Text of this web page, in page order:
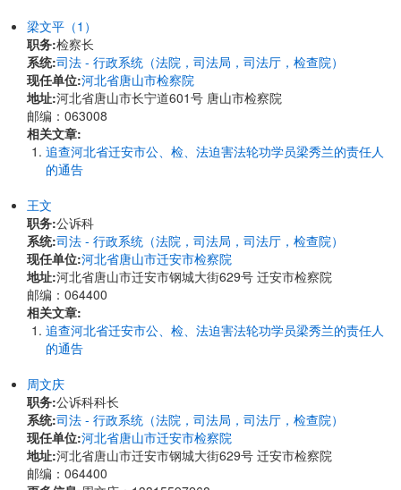
梁文平（1）
职务:检察长
系统:司法 - 行政系统（法院，司法局，司法厅，检查院）
现任单位:河北省唐山市检察院
地址:河北省唐山市长宁道601号 唐山市检察院
邮编：063008
相关文章:
追查河北省迁安市公、检、法迫害法轮功学员梁秀兰的责任人
的通告
王文
职务:公诉科
系统:司法 - 行政系统（法院，司法局，司法厅，检查院）
现任单位:河北省唐山市迁安市检察院
地址:河北省唐山市迁安市钢城大街629号 迁安市检察院
邮编：064400
相关文章:
追查河北省迁安市公、检、法迫害法轮功学员梁秀兰的责任人
的通告
周文庆
职务:公诉科科长
系统:司法 - 行政系统（法院，司法局，司法厅，检查院）
现任单位:河北省唐山市迁安市检察院
地址:河北省唐山市迁安市钢城大街629号 迁安市检察院
邮编：064400